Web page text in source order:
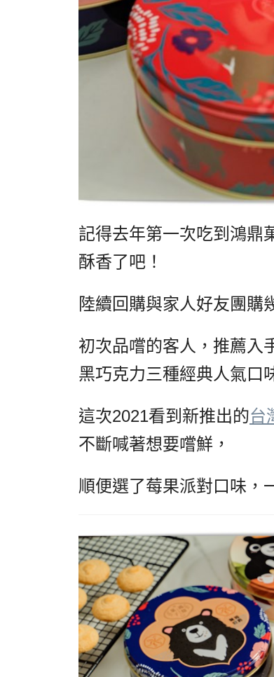
記得去年第一次吃到鴻鼎
酥香了吧！
陸續回購與家人好友團購
初次品嚐的客人，推薦入
黑巧克力三種經典人氣口
這次2021看到新推出的台
不斷喊著想要嚐鮮，
順便選了莓果派對口味，